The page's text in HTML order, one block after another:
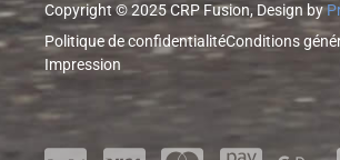
Copyright © 2025 CRP Fusion, Design by
Politique de confidentialitéConditions
Impression